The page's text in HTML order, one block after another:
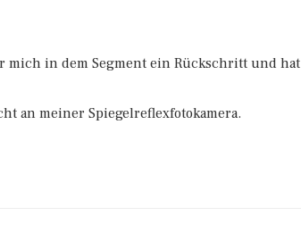
in dem Segment ein Rückschritt und hat
an meiner Spiegelreflexfotokamera.